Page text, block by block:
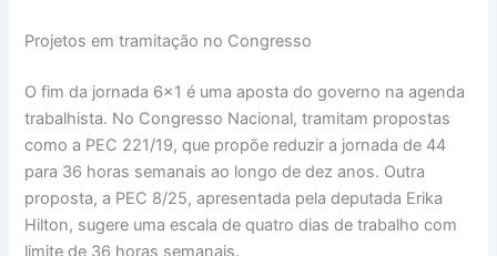
Projetos em tramitação no Congresso
O fim da jornada 6×1 é uma aposta do governo na agenda
trabalhista. No Congresso Nacional, tramitam propostas
como a PEC 221/19, que propõe reduzir a jornada de 44
para 36 horas semanais ao longo de dez anos. Outra
proposta, a PEC 8/25, apresentada pela deputada Erika
Hilton, sugere uma escala de quatro dias de trabalho com
limite de 36 horas semanais.